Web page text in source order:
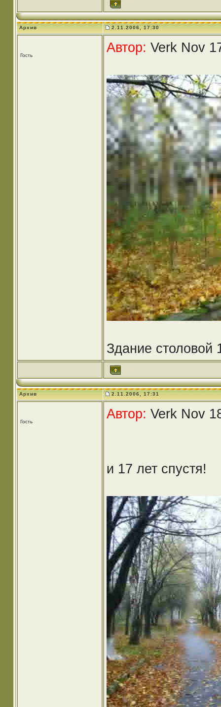
Архив 2.11.2006, 17:30
Гость
Автор: Verk Nov
Здание столовой
Архив 2.11.2006, 17:31
Гость
Автор: Verk Nov
и 17 лет спустя!